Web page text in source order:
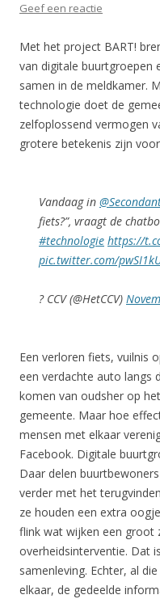
Geef een reactie
Met het project BART!
van digitale buurtgroepen
samen in de meldkamer.
technologie doet de
zelfoplossend vermogen
grotere betekenis zijn
Vandaag in
fiets?”, vraagt de
#technologie https://
pic.twitter.com/
? CCV (@HetCCV)
Een verloren fiets, vuilnis
een verdachte auto langs
komen van oudsher op
gemeente. Maar hoe
mensen met elkaar
Facebook. Digitale
Daar delen
verder met het
ze houden een extra
flink wat wijken een groot
overheidsinterventie. Dat
samenleving. Echter, al
elkaar, de gedeelde